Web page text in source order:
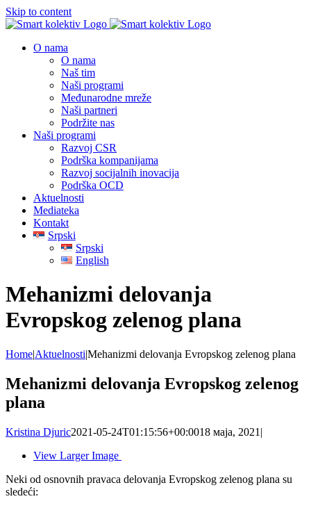
Skip to content
O nama
O nama
Naš tim
Naši programi
Međunarodne mreže
Naši partneri
Podržite nas
Naši programi
Razvoj CSR
Podrška kompanijama
Razvoj socijalnih inovacija
Podrška OCD
Aktuelnosti
Mediateka
Kontakt
Srpski
Srpski
English
Mehanizmi delovanja
Evropskog zelenog plana
Home|Aktuelnosti|Mehanizmi delovanja Evropskog zelenog plana
Mehanizmi delovanja Evropskog zelenog
plana
Kristina Djuric2021-05-24T01:15:56+00:0018 маја, 2021 |
View Larger Image
Neki od osnovnih pravaca delovanja Evropskog zelenog plana su
sledeći: